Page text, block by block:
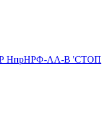
НпрНРФ-АА-В 'СТОП